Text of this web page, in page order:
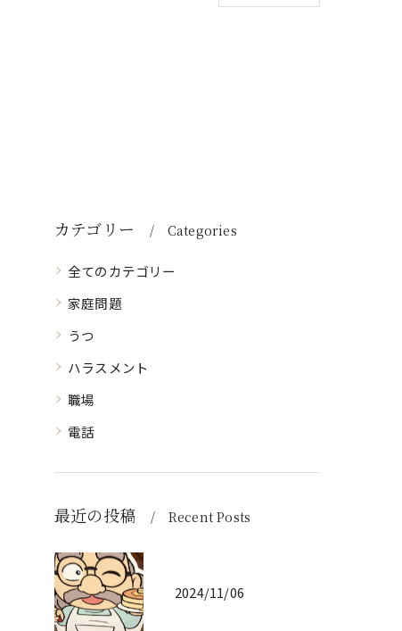
カテゴリー Categories
全てのカテゴリー
家庭問題
うつ
ハラスメント
職場
電話
最近の投稿 Recent Posts
2024/11/06